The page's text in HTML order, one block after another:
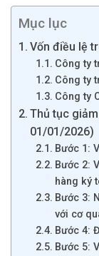
Mục lục
Vốn điều lệ
Công ty
Công ty
Công ty
Thủ tục
01/01/2026)
Bước 1:
Bước 2:
hàng ký
Bước 3:
với cơ
Bước 4:
Bước 5: